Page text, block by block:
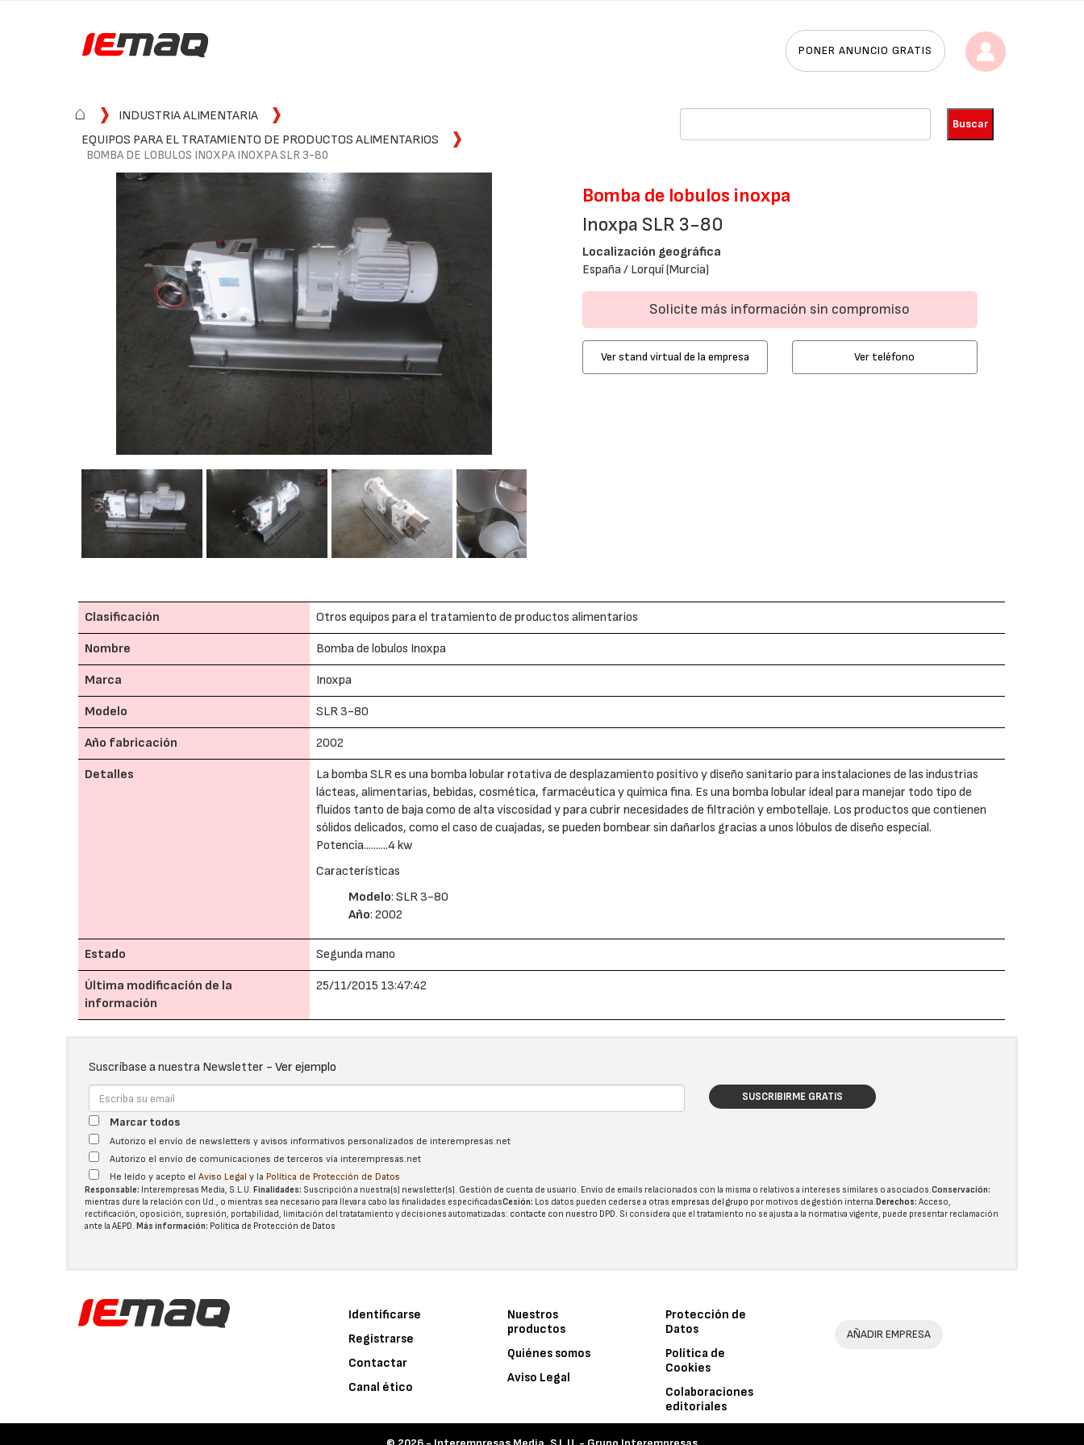
PONER ANUNCIO GRATIS
⌂
INDUSTRIA ALIMENTARIA
EQUIPOS PARA EL TRATAMIENTO DE PRODUCTOS ALIMENTARIOS
BOMBA DE LOBULOS INOXPA INOXPA SLR 3-80
Bomba de lobulos inoxpa
Inoxpa SLR 3-80
Localización geográfica
España / Lorquí (Murcia)
Solicite más información sin compromiso
Ver stand virtual de la empresa Ver teléfono
Clasificación Otros equipos para el tratamiento de productos alimentarios
Nombre Bomba de lobulos Inoxpa
Marca Inoxpa
Modelo SLR 3-80
Año fabricación 2002
Detalles
La bomba SLR es una bomba lobular rotativa de desplazamiento positivo y diseño sanitario para instalaciones de las industrias
lácteas, alimentarias, bebidas, cosmética, farmacéutica y química fina. Es una bomba lobular ideal para manejar todo tipo de
fluidos tanto de baja como de alta viscosidad y para cubrir necesidades de filtración y embotellaje. Los productos que contienen
sólidos delicados, como el caso de cuajadas, se pueden bombear sin dañarlos gracias a unos lóbulos de diseño especial.
Potencia..........4 kw
Características
Modelo: SLR 3-80
Año: 2002
Estado Segunda mano
Última modificación de la
información
25/11/2015 13:47:42
Suscríbase a nuestra Newsletter -Ver ejemplo
SUSCRIBIRME GRATIS
Marcar todos
Autorizo el envío de newsletters y avisos informativos personalizados de interempresas.net
Autorizo el envío de comunicaciones de terceros vía interempresas.net
He leído y acepto elAviso Legal y la Política de Protección de Datos
Responsable: Interempresas Media, S.L.U.Finalidades: Suscripción a nuestra(s) newsletter(s). Gestión de cuenta de usuario. Envío de emails relacionados con la misma o relativos a intereses similares o asociados.Conservación:
mientras dure la relación con Ud., o mientras sea necesario para llevar a cabo las finalidades especificadasCesión: Los datos pueden cederse a otras empresas del grupo por motivos de gestión interna.Derechos: Acceso,
rectificación, oposición, supresión, portabilidad, limitación del tratatamiento y decisiones automatizadas: contacte con nuestro DPD. Si considera que el tratamiento no se ajusta a la normativa vigente, puede presentar reclamación
ante laAEPD.Más información: Política de Protección de Datos
Identificarse
Registrarse
Contactar
Canal ético
Nuestros
productos
Quiénes somos
Aviso Legal
Protección de
Datos
Política de
Cookies
Colaboraciones
editoriales
AÑADIR EMPRESA